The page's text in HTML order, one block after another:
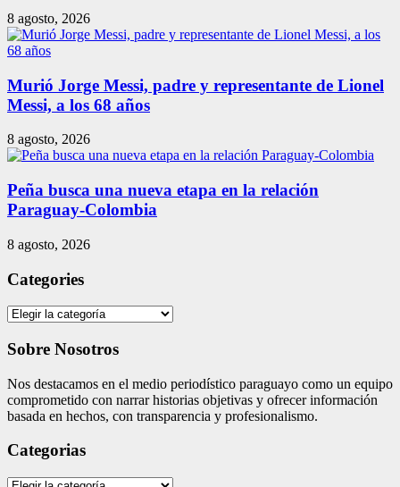
8 agosto, 2026
Murió Jorge Messi, padre y representante de Lionel
Messi, a los 68 años
8 agosto, 2026
Peña busca una nueva etapa en la relación
Paraguay-Colombia
8 agosto, 2026
Categories
Categories
Sobre Nosotros
Nos destacamos en el medio periodístico paraguayo como un equipo
comprometido con narrar historias objetivas y ofrecer información
basada en hechos, con transparencia y profesionalismo.
Categorias